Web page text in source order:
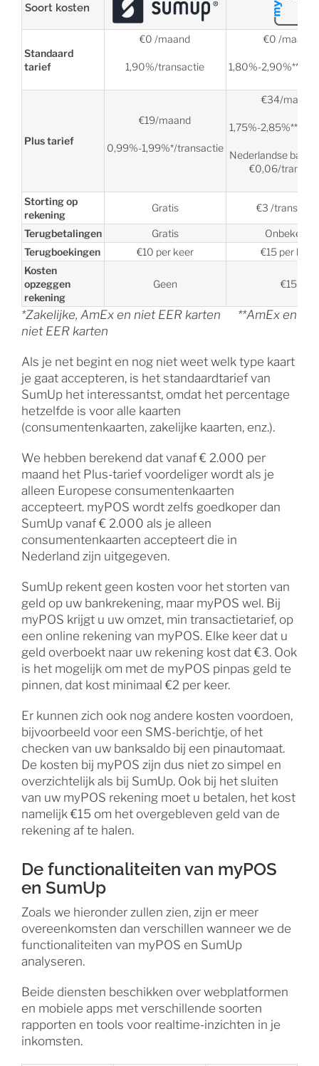
Soort kosten
Standaard
tarief
€0 /maand
1,90%/transactie
€0 /maand
1,80%-2,90%**/
Plus tarief
€19/maand
0,99%-1,99%*/transactie
€34/maand
1,75%-2,85%**/
Nederlandse
€0,06/
Storting op
rekening
Gratis €3 /
Terugbetalingen Gratis
Onbekend
Terugboekingen
€10 per keer
€15 per keer
Kosten
opzeggen
rekening
Geen €15
*Zakelijke, AmEx en niet EER karten **AmEx en
niet EER karten
Als je net begint en nog niet weet welk type kaart
je gaat accepteren, is het standaardtarief van
SumUp het interessantst, omdat het percentage
hetzelfde is voor alle kaarten
(consumentenkaarten, zakelijke kaarten, enz.).
We hebben berekend dat vanaf € 2.000 per
maand het Plus-tarief voordeliger wordt als je
alleen Europese consumentenkaarten
accepteert. myPOS wordt zelfs goedkoper dan
SumUp vanaf € 2.000 als je alleen
consumentenkaarten accepteert die in
Nederland zijn uitgegeven.
SumUp rekent geen kosten voor het storten van
geld op uw bankrekening, maar myPOS wel. Bij
myPOS krijgt u uw omzet, min transactietarief, op
een online rekening van myPOS. Elke keer dat u
geld overboekt naar uw rekening kost dat €3. Ook
is het mogelijk om met de myPOS pinpas geld te
pinnen, dat kost minimaal €2 per keer.
Er kunnen zich ook nog andere kosten voordoen,
bijvoorbeeld voor een SMS-berichtje, of het
checken van uw banksaldo bij een pinautomaat.
De kosten bij myPOS zijn dus niet zo simpel en
overzichtelijk als bij SumUp. Ook bij het sluiten
van uw myPOS rekening moet u betalen, het kost
namelijk €15 om het overgebleven geld van de
rekening af te halen.
De functionaliteiten van myPOS
en SumUp
Zoals we hieronder zullen zien, zijn er meer
overeenkomsten dan verschillen wanneer we de
functionaliteiten van myPOS en SumUp
analyseren.
Beide diensten beschikken over webplatformen
en mobiele apps met verschillende soorten
rapporten en tools voor realtime-inzichten in je
inkomsten.